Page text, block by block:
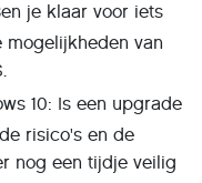
je klaar voor iets
mogelijkheden van
10: Is een upgrade
risico's en de
nog een tijdje veilig